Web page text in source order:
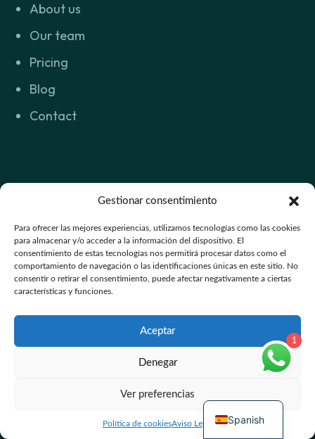
Gestionar consentimiento
Para ofrecer las mejores experiencias, utilizamos tecnologías como las cookies
para almacenar y/o acceder a la información del dispositivo. El
consentimiento de estas tecnologías nos permitirá procesar datos como el
comportamiento de navegación o las identificaciones únicas en este sitio. No
consentir o retirar el consentimiento, puede afectar negativamente a ciertas
características y funciones.
Aceptar
Denegar
Ver preferencias
Política de cookiesAviso Legal
About us
Our team
Pricing
Blog
Contact
Service Link
Help center
Terms of service
Privacy policy
1
Spanish